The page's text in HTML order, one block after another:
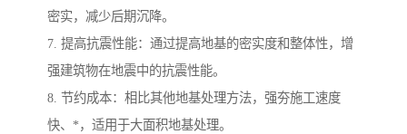
密实，减少后期沉降。
7. 提高抗震性能：通过提高地基的密实度和整体性，增
强建筑物在地震中的抗震性能。
8. 节约成本：相比其他地基处理方法，强夯施工速度
快、*，适用于大面积地基处理。